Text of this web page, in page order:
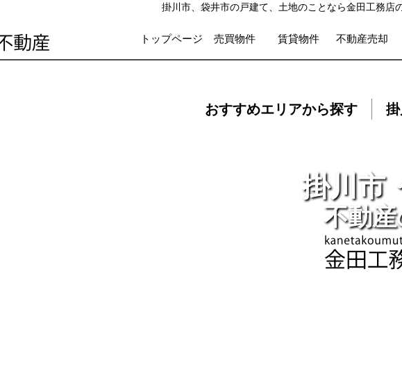
掛川市、袋井市の戸建て、土地のことなら金田工務店
トップページ 売買物件 賃貸物件 不動産売却
掛川市
不動
おすすめエリアから探す